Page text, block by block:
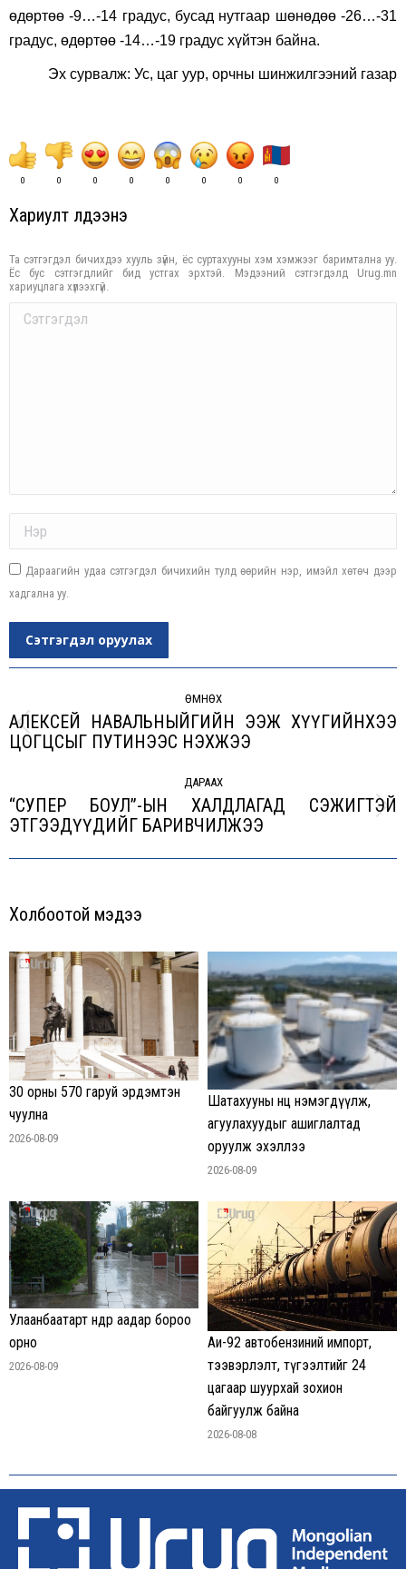
өдөртөө -9…-14 градус, бусад нутгаар шөнөдөө -26…-31
градус, өдөртөө -14…-19 градус хүйтэн байна.
Эх сурвалж: Ус, цаг уур, орчны шинжилгээний газар
0 0 0 0 0 0 0 0
Хариулт үлдээнэ үү
Та сэтгэгдэл бичихдээ хууль зүйн, ёс суртахууны хэм хэмжээг баримтална уу.
Ёс бус сэтгэгдлийг бид устгах эрхтэй. Мэдээний сэтгэгдэлд Urug.mn
хариуцлага хүлээхгүй.
Comment
Дараагийн удаа сэтгэгдэл бичихийн тулд өөрийн нэр, имэйл хөтөч дээр
хадгална уу.
Сэтгэгдэл оруулах
ӨМНӨХ
Previous
АЛЕКСЕЙ НАВАЛЬНЫЙГИЙН ЭЭЖ XҮҮГИЙНXЭЭ
ЦОГЦСЫГ ПУТИНЭЭС НЭХЖЭЭ
ДАРААХ
Next
“СУПЕР БОУЛ”-ЫН ХАЛДЛАГАД СЭЖИГТЭЙ
ЭТГЭЭДҮҮДИЙГ БАРИВЧИЛЖЭЭ
Холбоотой мэдээ
30 орны 570 гаруй эрдэмтэн
чуулна
2026-08-09
Шатахууны нөөц нэмэгдүүлж,
агуулахуудыг ашиглалтад
оруулж эхэллээ
2026-08-09
Улаанбаатарт өнөөдөр аадар бороо
орно
2026-08-09
Аи-92 автобензиний импорт,
тээвэрлэлт, түгээлтийг 24
цагаар шуурхай зохион
байгуулж байна
2026-08-08